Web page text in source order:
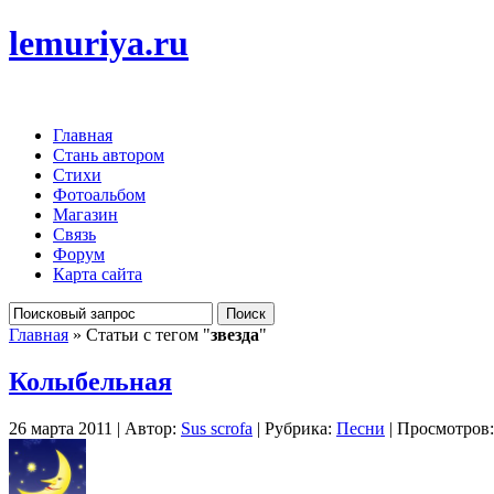
lemuriya.ru
Главная
Стань автором
Стихи
Фотоальбом
Магазин
Связь
Форум
Карта сайта
Главная » Статьи с тегом "звезда"
Колыбельная
26 марта 2011 | Автор: Sus scrofa | Рубрика: Песни |